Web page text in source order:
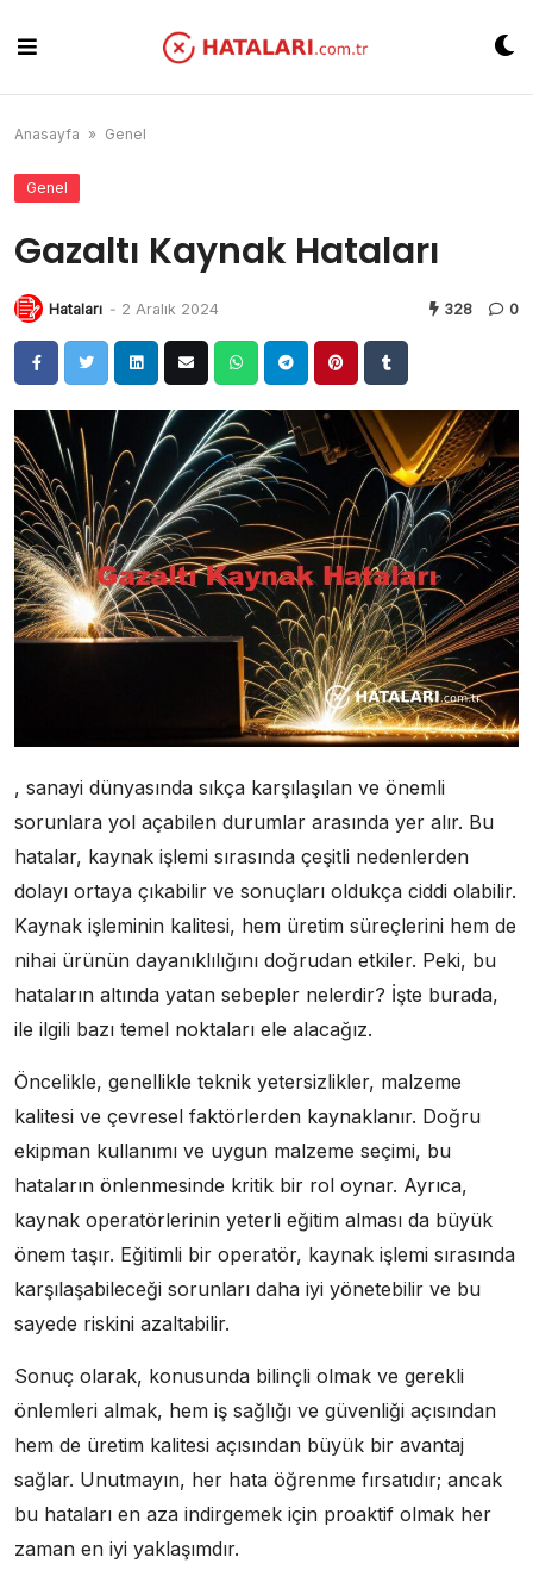
content
Anasayfa » Genel
Genel
Gazaltı Kaynak Hataları
Hataları - 2 Aralık 2024 328 0
, sanayi dünyasında sıkça karşılaşılan ve önemli
sorunlara yol açabilen durumlar arasında yer alır. Bu
hatalar, kaynak işlemi sırasında çeşitli nedenlerden
dolayı ortaya çıkabilir ve sonuçları oldukça ciddi olabilir.
Kaynak işleminin kalitesi, hem üretim süreçlerini hem de
nihai ürünün dayanıklılığını doğrudan etkiler. Peki, bu
hataların altında yatan sebepler nelerdir? İşte burada,
ile ilgili bazı temel noktaları ele alacağız.
Öncelikle, genellikle teknik yetersizlikler, malzeme
kalitesi ve çevresel faktörlerden kaynaklanır. Doğru
ekipman kullanımı ve uygun malzeme seçimi, bu
hataların önlenmesinde kritik bir rol oynar. Ayrıca,
kaynak operatörlerinin yeterli eğitim alması da büyük
önem taşır. Eğitimli bir operatör, kaynak işlemi sırasında
karşılaşabileceği sorunları daha iyi yönetebilir ve bu
sayede riskini azaltabilir.
Sonuç olarak, konusunda bilinçli olmak ve gerekli
önlemleri almak, hem iş sağlığı ve güvenliği açısından
hem de üretim kalitesi açısından büyük bir avantaj
sağlar. Unutmayın, her hata öğrenme fırsatıdır; ancak
bu hataları en aza indirgemek için proaktif olmak her
zaman en iyi yaklaşımdır.